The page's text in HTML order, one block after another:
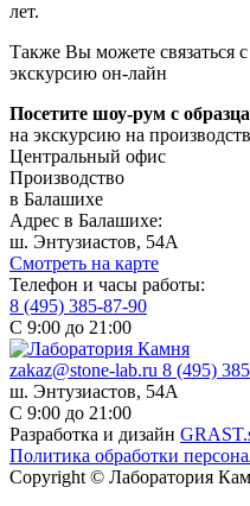
лет.
Также Вы можете связаться
экскурсию он-лайн
Посетите шоу-рум с
на экскурсию на
Центральный офис
Производство
в Балашихе
Адрес в Балашихе:
ш. Энтузиастов, 54А
Смотреть на карте
Телефон и часы работы:
8 (495) 385-87-90
С 9:00 до 21:00
zakaz@stone-lab.ru 8 (495)
ш. Энтузиастов, 54А
С 9:00 до 21:00
Разработка и дизайн
Политика обработки
Copyright © Лаборатория